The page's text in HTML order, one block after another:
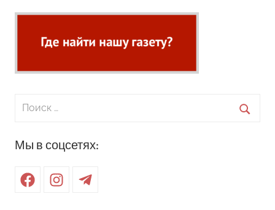
Поиск
Мы в соцсетях:
FacebookInstagramTelegram